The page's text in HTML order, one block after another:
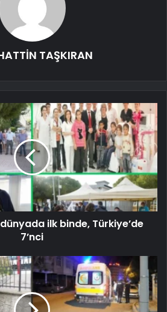
TAŞKIRAN
ilk binde, Türkiye’de
7’nci